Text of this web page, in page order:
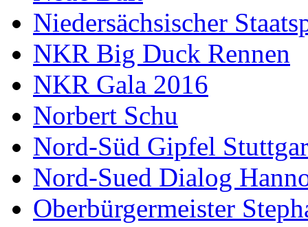
Niedersächsischer
NKR Big Duck Rennen
NKR Gala 2016
Norbert Schu
Nord-Süd Gipfel
Nord-Sued Dialog
Oberbürgermeister